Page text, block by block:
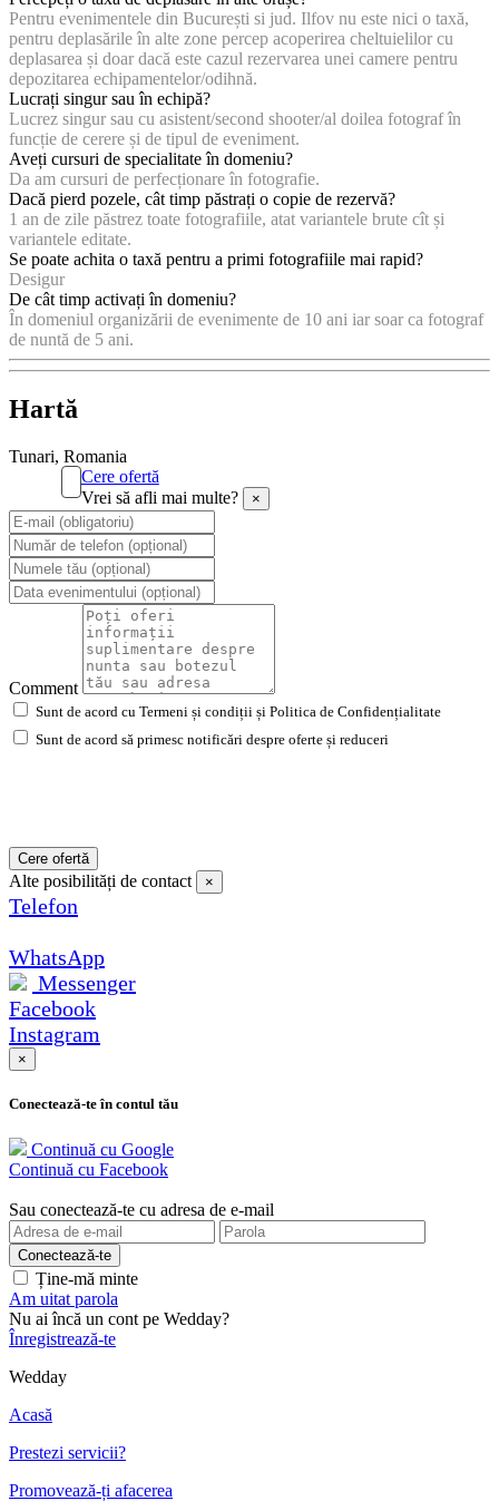
Pentru evenimentele din București si jud. Ilfov nu este nici o taxă,
pentru deplasările în alte zone percep acoperirea cheltuielilor cu
deplasarea și doar dacă este cazul rezervarea unei camere pentru
depozitarea echipamentelor/odihnă.
Lucrați singur sau în echipă?
Lucrez singur sau cu asistent/second shooter/al doilea fotograf în
funcție de cerere și de tipul de eveniment.
Aveți cursuri de specialitate în domeniu?
Da am cursuri de perfecționare în fotografie.
Dacă pierd pozele, cât timp păstrați o copie de rezervă?
1 an de zile păstrez toate fotografiile, atat variantele brute cît și
variantele editate.
Se poate achita o taxă pentru a primi fotografiile mai rapid?
Desigur
De cât timp activați în domeniu?
În domeniul organizării de evenimente de 10 ani iar soar ca fotograf
de nuntă de 5 ani.
Hartă
Tunari, Romania
Cere ofertă
Vrei să afli mai multe?
×
Comment
Sunt de acord cu Termeni și condiții și Politica de Confidențialitate
Sunt de acord să primesc notificări despre oferte și reduceri
Cere ofertă
Alte posibilități de contact ×
Telefon
WhatsApp
Messenger
Facebook
Instagram
×
Conectează-te în contul tău
Continuă cu Google
Continuă cu Facebook
Sau conectează-te cu adresa de e-mail
Ține-mă minte
Am uitat parola
Nu ai încă un cont pe Wedday?
Înregistrează-te
Wedday
Acasă
Prestezi servicii?
Promovează-ți afacerea